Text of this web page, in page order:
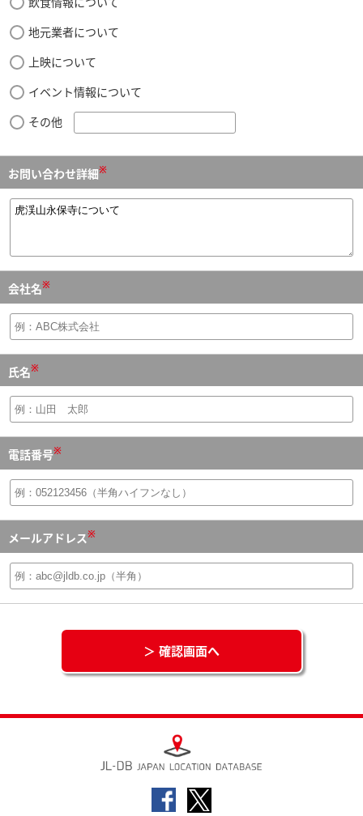
地元業者について
上映について
イベント情報について
その他
お問い合わせ詳細※
会社名※
氏名※
電話番号※
メールアドレス※
＞ 確認画面へ